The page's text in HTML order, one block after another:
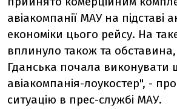
авіакомпанії МАУ на підставі
економіки цього рейсу. На
вплинуло також та
Гданська почала виконувати
авіакомпанія-лоукостер", -
ситуацію в прес-службі МАУ.